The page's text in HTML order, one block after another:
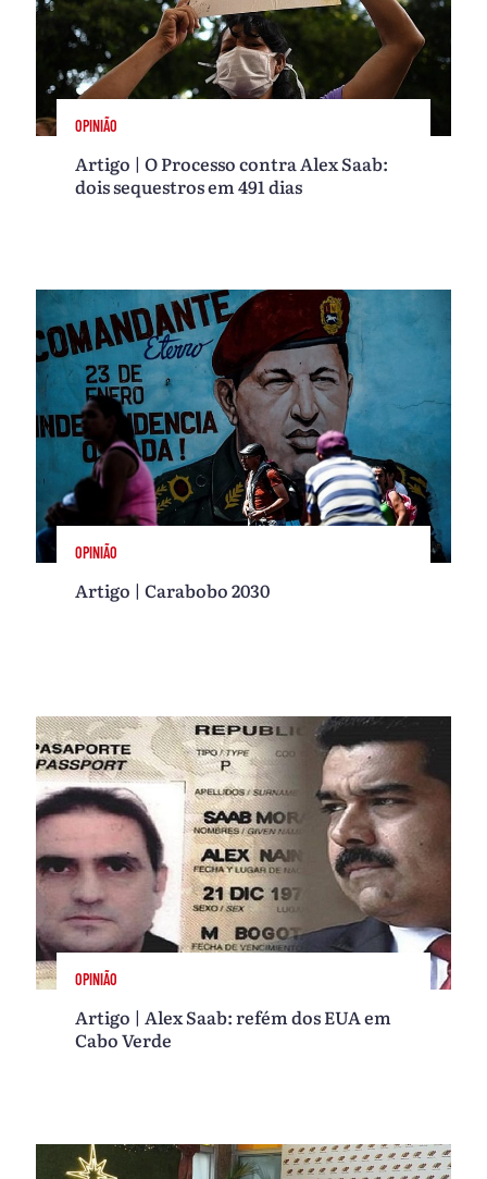
OPINIÃO
Artigo | O Processo contra Alex Saab:
dois sequestros em 491 dias
OPINIÃO
Artigo | Carabobo 2030
OPINIÃO
Artigo | Alex Saab: refém dos EUA em
Cabo Verde